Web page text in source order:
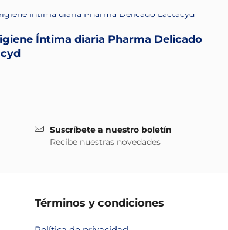
Íntima diaria Pharma Delicado
Suscríbete a nuestro boletín
Recibe nuestras novedades
Términos y condiciones